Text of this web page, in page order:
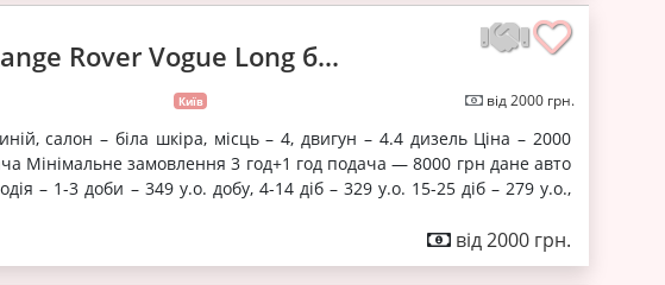
Rover Vogue Long б...
Київ від 2000 грн.
салон – біла шкіра, місць – 4, двигун – 4.4 дизель Ціна – 2000
Мінімальне замовлення 3 год+1 год подача — 8000 грн дане авто
– 1-3 доби – 349 у.о. добу, 4-14 діб – 329 у.о. 15-25 діб – 279 у.о.,
від 2000 грн.